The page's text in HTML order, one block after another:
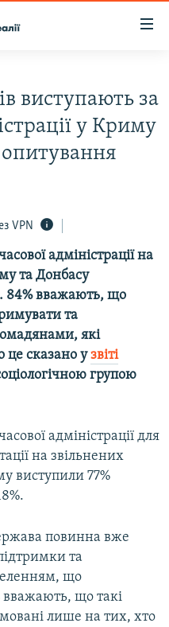
виступають за
у Криму
опитування
VPN
адміністрації на
та Донбасу
84% вважають, що
та
які
це сказано узвіті
групою
адміністрації для
на звільнених
виступили 77%
повинна вже
та
що
вважають, що такі
лише на тих, хто